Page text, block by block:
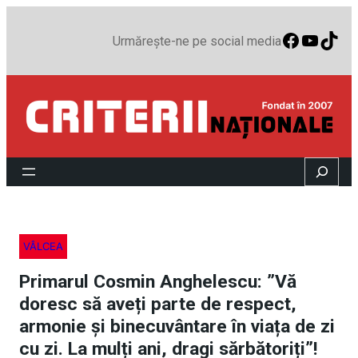
Urmărește-ne pe social media
Search
VÂLCEA
Primarul Cosmin Anghelescu: ”Vă
doresc să aveți parte de respect,
armonie și binecuvântare în viața de zi
cu zi. La mulți ani, dragi sărbătoriți”!